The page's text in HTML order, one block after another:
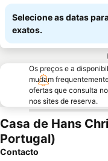
Selecione as datas
exatos.
Os preços e a
mudam
ofertas que consulta
nos sites de reserva.
Casa de Hans
Portugal)
Contacto